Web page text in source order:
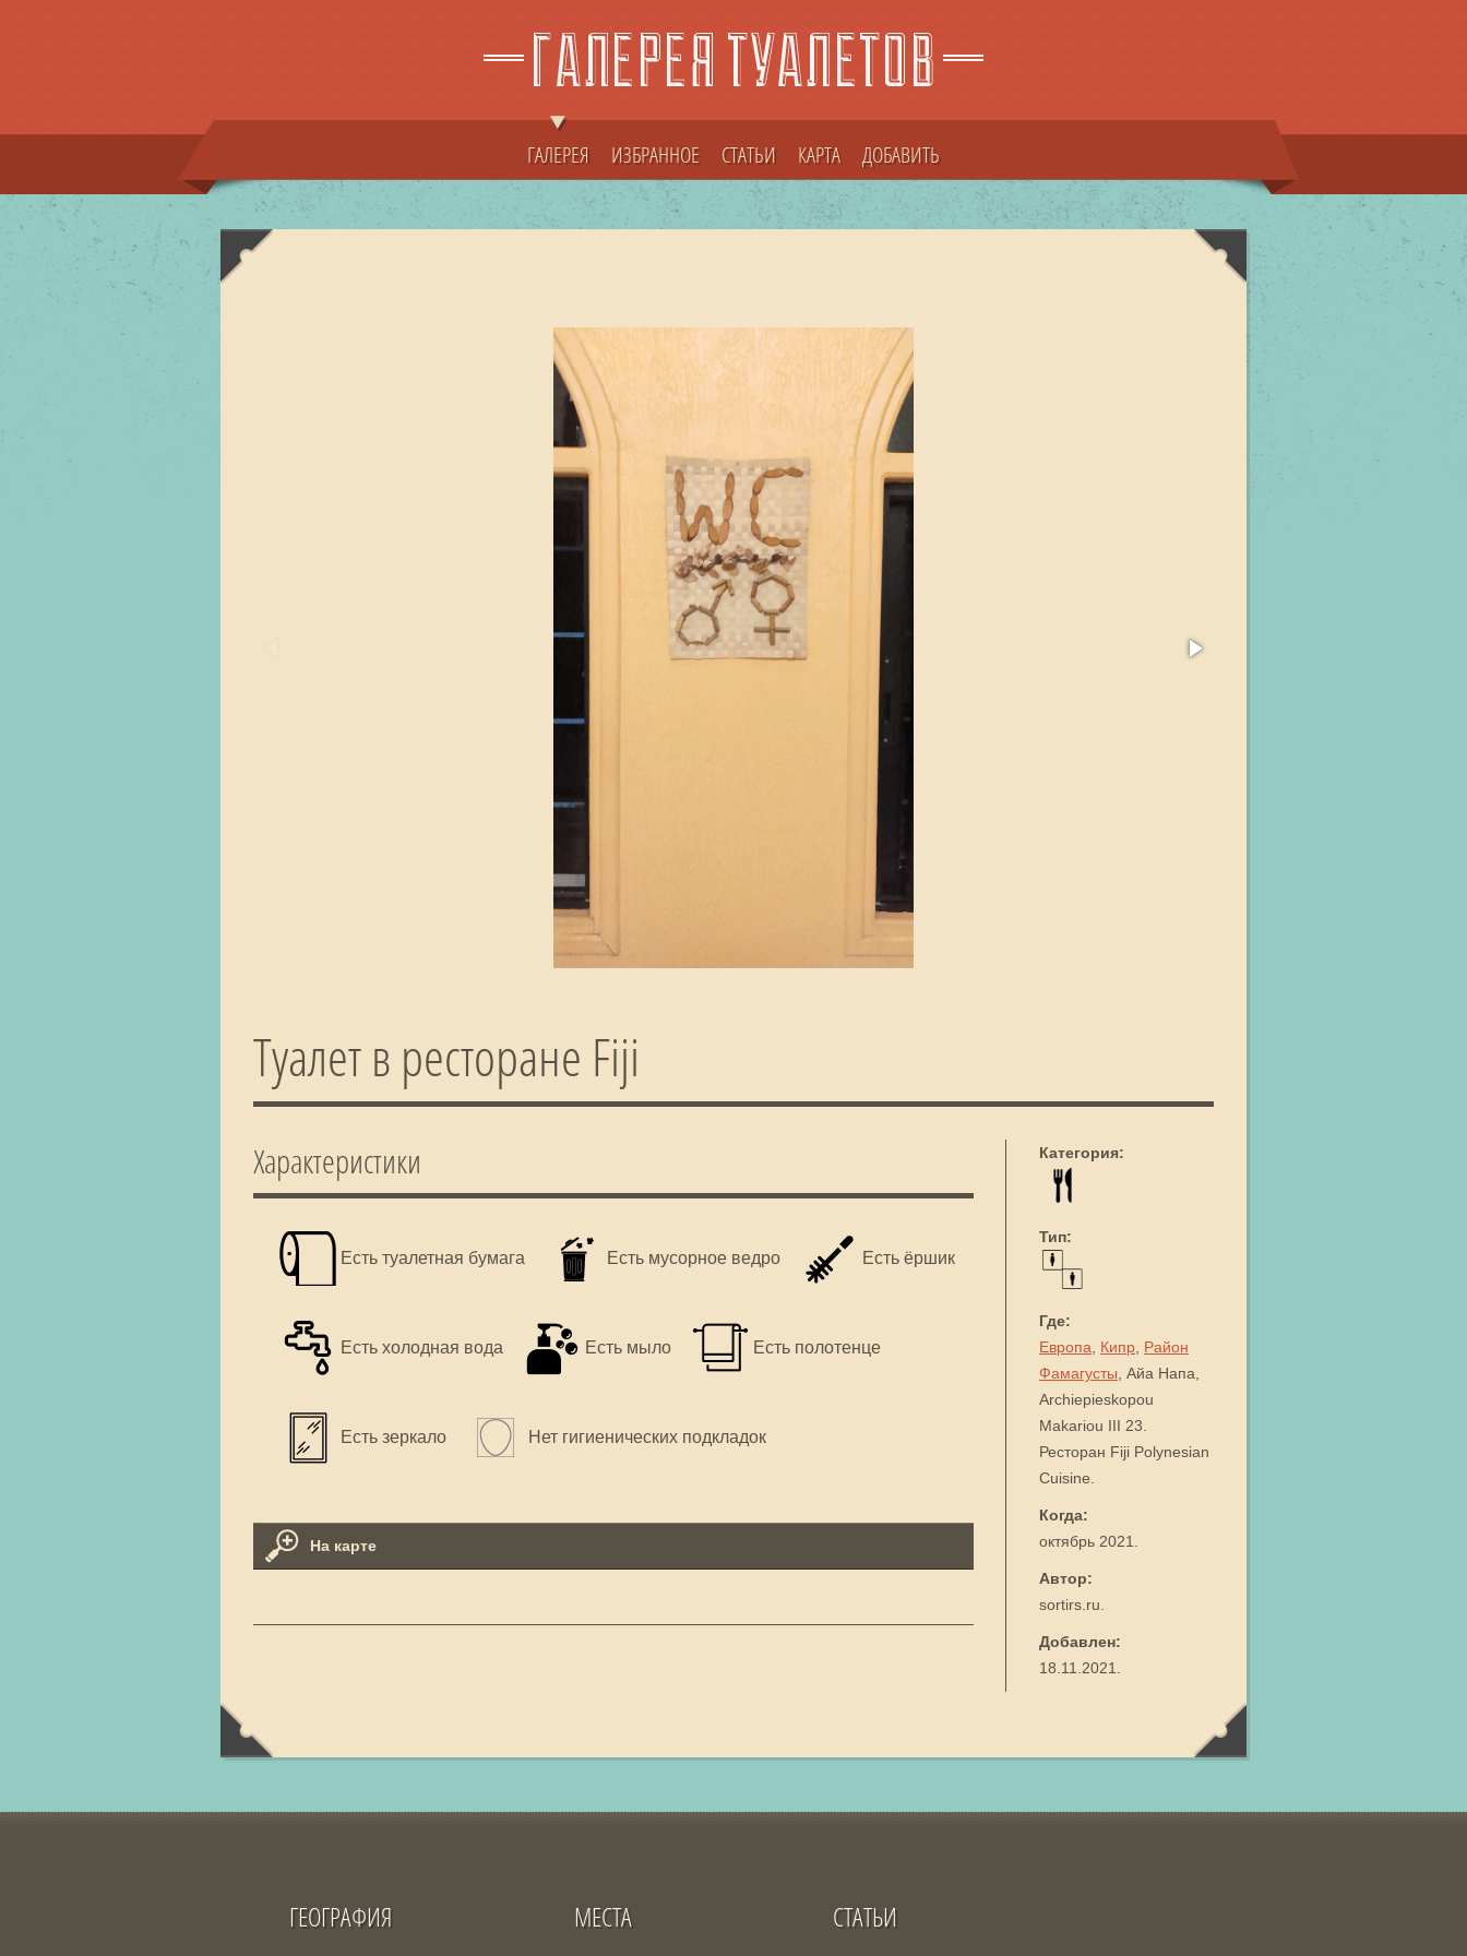
ГАЛЕРЕЯ ИЗБРАННОЕ СТАТЬИ КАРТА ДОБАВИТЬ
Туалет в ресторане Fiji
Характеристики
Есть туалетная бумага Есть мусорное ведро Есть ёршик
Есть холодная вода Есть мыло Есть полотенце
Есть зеркало Нет гигиенических подкладок
На карте
Категория:
Тип:
Где:
Европа
Кипр Район
Фамагусты , Айа Напа,
Archiepieskopou
Makariou III 23.
Ресторан Fiji Polynesian
Cuisine.
Когда:
октябрь 2021.
Автор:
sortirs.ru.
Добавлен:
18.11.2021.
ГЕОГРАФИЯ МЕСТА СТАТЬИ